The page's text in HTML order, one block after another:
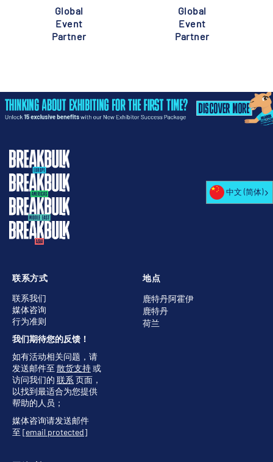
Global
Event
Partner
Global
Event
Partner
地点
鹿特丹阿霍伊
鹿特丹
荷兰
联系方式
联系我们
媒体咨询
行为准则
我们期待您的反馈！
如有活动相关问题，请
发送邮件至 散货支持或
访问我们的 联系 页面，
以找到最适合为您提供
帮助的人员；
媒体咨询请发送邮件
至 [email protected]
中文 (简体)